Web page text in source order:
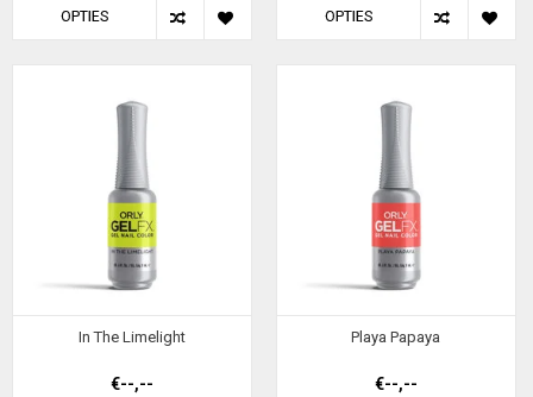
OPTIES OPTIES
In The Limelight
€--,--
Playa Papaya
€--,--